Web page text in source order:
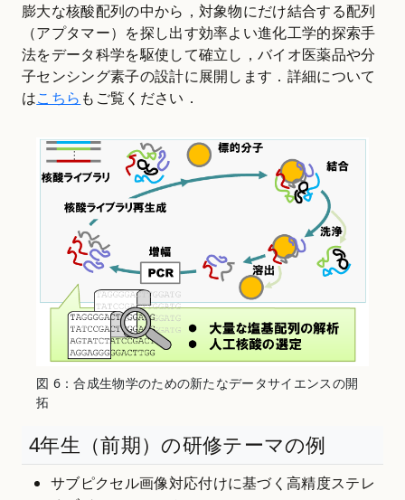
膨大な核酸配列の中から，対象物にだけ結合する配列
（アプタマー）を探し出す効率よい進化工学的探索手
法をデータ科学を駆使して確立し，バイオ医薬品や分
子センシング素子の設計に展開します．詳細について
はこちら もご覧ください．
図 6：合成生物学のための新たなデータサイエンスの開
拓
4年生（前期）の研修テーマの例
サブピクセル画像対応付けに基づく高精度ステレ